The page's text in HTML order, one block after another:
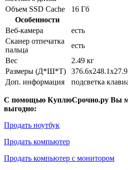
Объем SSD Cache
16 Гб
Особенности
Веб-камера
есть
Сканер отпечатка
пальца
есть
Вес
2.49 кг
Размеры (Д*Ш*Т)
Доп. информация
подсветка
С помощью КуплюСрочно.ру Вы
выгодно:
Продать ноутбук
Продать компьютер
Продать компьютер с монитором